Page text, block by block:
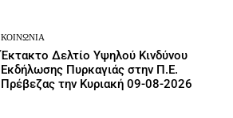
ΚΟΙΝΩΝΙΑ
Έκτακτο Δελτίο Υψηλού Κινδύνου
Εκδήλωσης Πυρκαγιάς στην Π.Ε.
Πρέβεζας την Κυριακή 09-08-2026